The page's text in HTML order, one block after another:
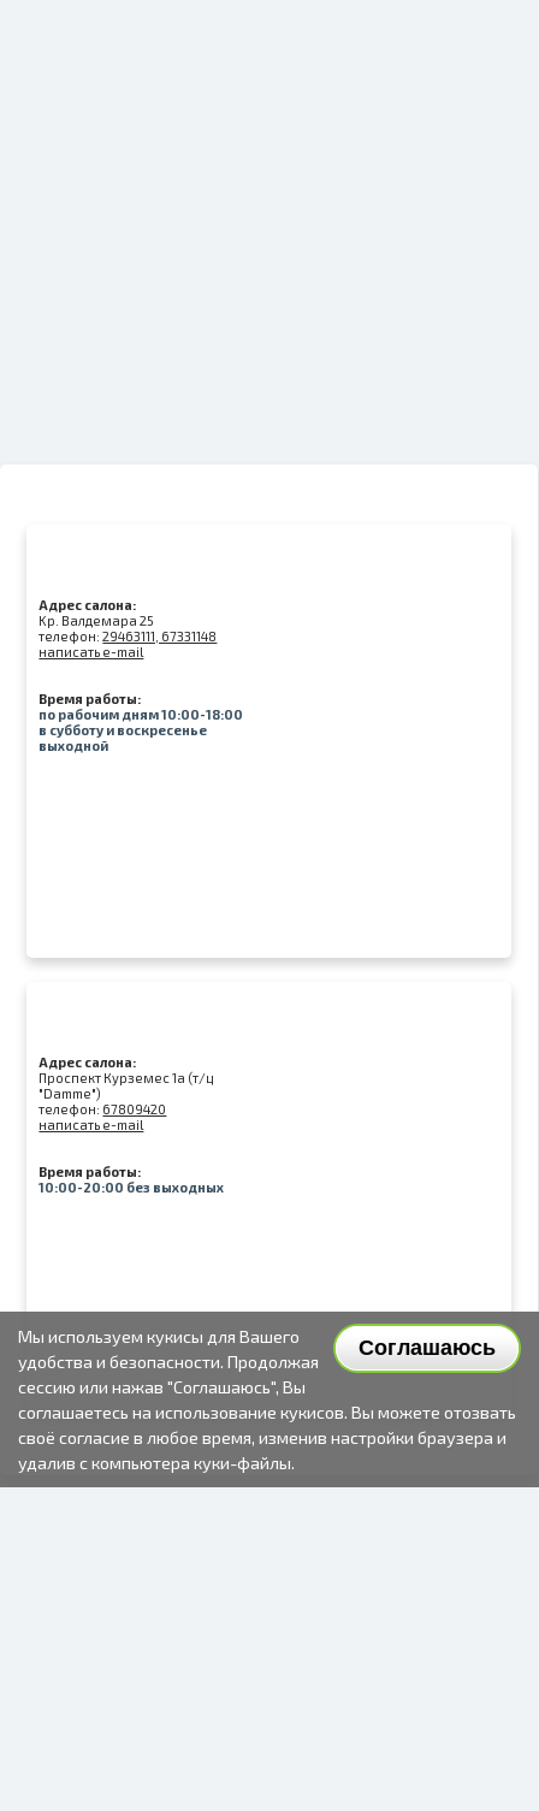
Адрес салона:
Kр. Валдемара 25
телефон:29463111, 67331148
написать e-mail
Время работы:
по рабочим дням 10:00-18:00
в субботу и воскресенье
выходной
Адрес салона:
Проспект Курземес 1а (т/ц
"Damme")
телефон: 67809420
написать e-mail
Время работы:
10:00-20:00 без выходных
Соглашаюсь
Мы используем кукисы для Вашего
удобства и безопасности. Продолжая
сессию или нажав "Соглашаюсь", Вы
соглашаетесь на использование кукисов. Вы можете отозвать
своё согласие в любое время, изменив настройки браузера и
удалив с компьютера куки-файлы.